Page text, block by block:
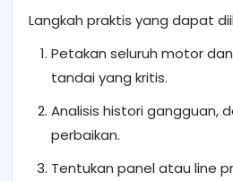
Langkah praktis yang dapat
Petakan seluruh motor
tandai yang kritis.
Analisis histori gangguan,
perbaikan.
Tentukan panel atau line